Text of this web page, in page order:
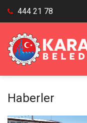
444 21 78
Haberler